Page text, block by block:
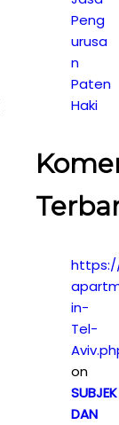
Peng
urusa
n
Paten
Haki
in-
Tel-
on
SUBJEK
DAN